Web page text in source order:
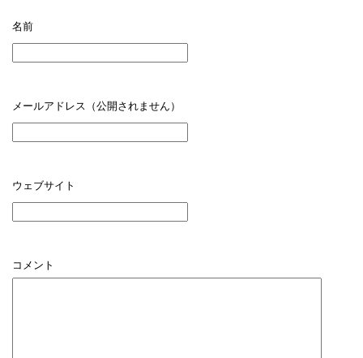
名前
メールアドレス（公開されません）
ウェブサイト
コメント